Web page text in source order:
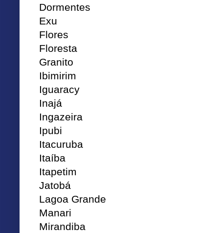
Dormentes
Exu
Flores
Floresta
Granito
Ibimirim
Iguaracy
Inajá
Ingazeira
Ipubi
Itacuruba
Itaíba
Itapetim
Jatobá
Lagoa Grande
Manari
Mirandiba